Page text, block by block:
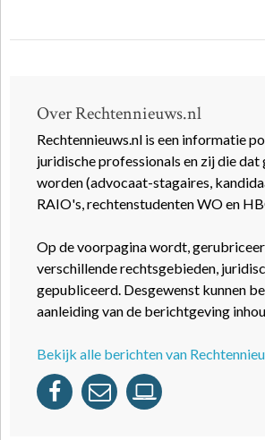
Over Rechtennieuws.nl
Rechtennieuws.nl is een informatie
juridische professionals en zij die dat
worden (advocaat-stagaires,
RAIO's, rechtenstudenten WO en
Op de voorpagina wordt,
verschillende rechtsgebieden,
gepubliceerd. Desgewenst kunnen
aanleiding van de berichtgeving
Bekijk alle berichten van